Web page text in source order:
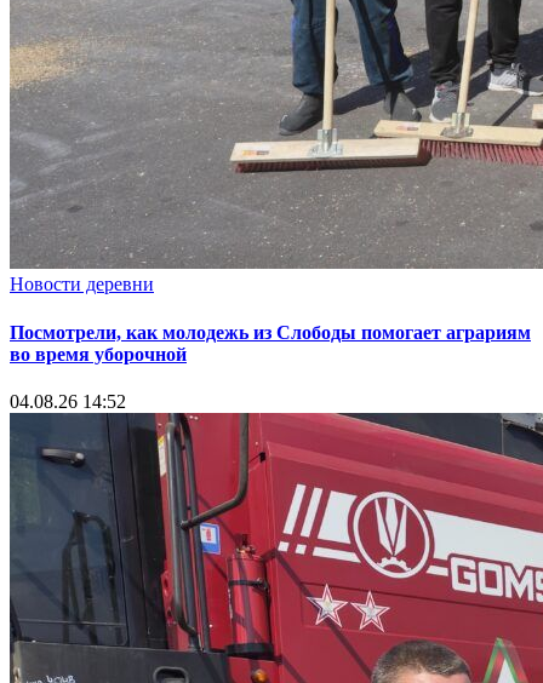
Новости деревни
Посмотрели, как молодежь из Слободы помогает аграриям
во время уборочной
04.08.26 14:52